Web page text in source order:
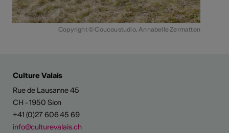
Copyright © Coucoustudio, Annabelle Zermatten
Culture Valais
Rue de Lausanne 45
CH - 1950 Sion
+41 (0)27 606 45 69
info@culturevalais.ch